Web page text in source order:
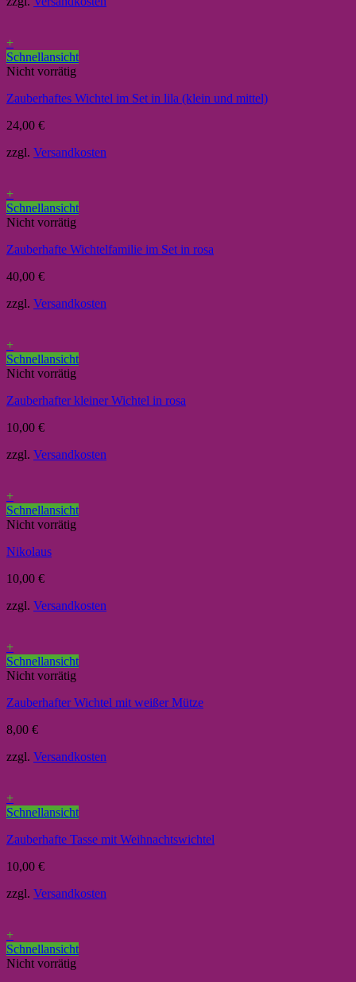
+
Schnellansicht
Nicht vorrätig
Zauberhaftes Wichtel im Set in lila (klein und mittel)
24,00 €
zzgl. Versandkosten
+
Schnellansicht
Nicht vorrätig
Zauberhafte Wichtelfamilie im Set in rosa
40,00 €
zzgl. Versandkosten
+
Schnellansicht
Nicht vorrätig
Zauberhafter kleiner Wichtel in rosa
10,00 €
zzgl. Versandkosten
+
Schnellansicht
Nicht vorrätig
Nikolaus
10,00 €
zzgl. Versandkosten
+
Schnellansicht
Nicht vorrätig
Zauberhafter Wichtel mit weißer Mütze
8,00 €
zzgl. Versandkosten
+
Schnellansicht
Zauberhafte Tasse mit Weihnachtswichtel
10,00 €
zzgl. Versandkosten
+
Schnellansicht
Nicht vorrätig